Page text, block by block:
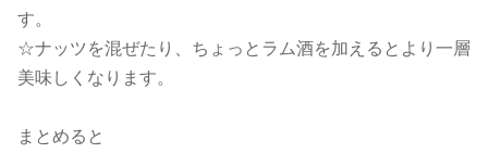
す。
☆ナッツを混ぜたり、ちょっとラム酒を加えるとより一層
美味しくなります。
まとめると